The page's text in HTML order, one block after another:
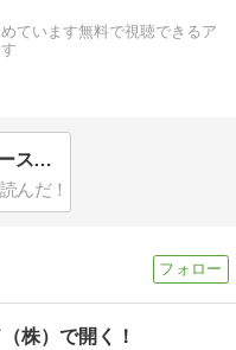
ています無料で視聴できるア
ゲームトレードで稼ぐ！モンスターストライクの記事一覧まとめ
株）で開く！